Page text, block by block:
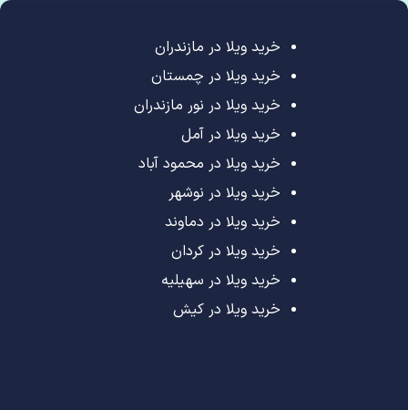
خرید ویلا در مازندران
خرید ویلا در چمستان
خرید ویلا در نور مازندران
خرید ویلا در آمل
خرید ویلا در محمود آباد
خرید ویلا در نوشهر
خرید ویلا در دماوند
خرید ویلا در کردان
خرید ویلا در سهیلیه
خرید ویلا در کیش